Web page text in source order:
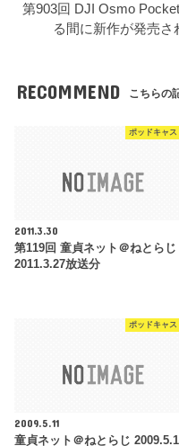
第903回 DJI Osmo
る間に新作が発売さ
RECOMMEND こちらの
ポッドキャス
2011.3.30
第119回 童貞ネット＠ねとらじ
2011.3.27放送分
ポッドキャス
2009.5.11
童貞ネット＠ねとらじ